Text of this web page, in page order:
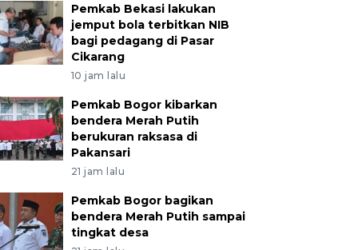
Pemkab Bekasi lakukan
jemput bola terbitkan NIB
bagi pedagang di Pasar
Cikarang
10 jam lalu
Pemkab Bogor kibarkan
bendera Merah Putih
berukuran raksasa di
Pakansari
21 jam lalu
Pemkab Bogor bagikan
bendera Merah Putih sampai
tingkat desa